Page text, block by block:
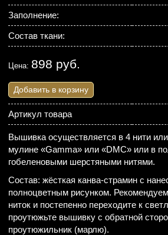
Заполнение:
Состав ткани:
Цена: 898 руб.
Добавить в корзину
Артикул товара
Вышивка осуществляется в 4 нити
мулине «Gamma» или «DMC» или в
гобеленовыми шерстяными нитями.
Состав: жёсткая канва-страмин с
полноцветным рисунком.
ниток и постепенно переходите к
проутюжьте вышивку с обратной
проутюжильник (марлю).